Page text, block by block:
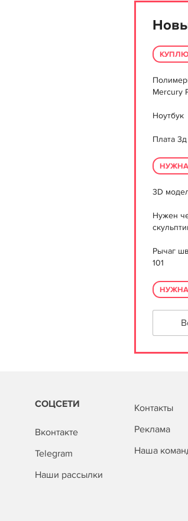
Mercury
Ноутбук
Плата
3D
Нужен
Рычаг
101
НУЖНА
СОЦСЕТИ
Вконтакте
Telegram
Наши рассылки
Контакты
Реклама
Наша